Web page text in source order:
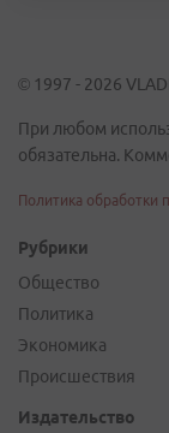
© 1997 - 2026
При любом
обязательна.
Политика обработки
Рубрики
Общество
Политика
Экономика
Происшествия
Издательство